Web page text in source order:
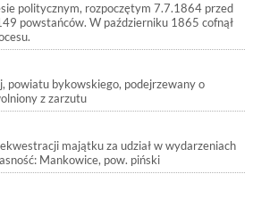
politycznym, rozpoczętym 7.7.1864 przed
powstańców. W październiku 1865 cofnął
powiatu bykowskiego, podejrzewany o
z zarzutu
majątku za udział w wydarzeniach
Mankowice, pow. piński